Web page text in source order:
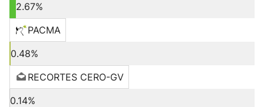
2.67%
PACMA
0.48%
RECORTES CERO-GV
0.14%